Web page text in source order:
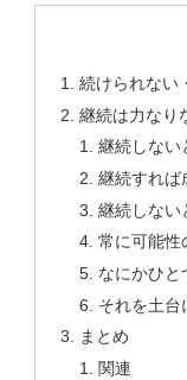
続けられない
継続は力なり
継続しない
継続すれば
継続しない
常に可能性
なにかひと
それを土台
まとめ
関連